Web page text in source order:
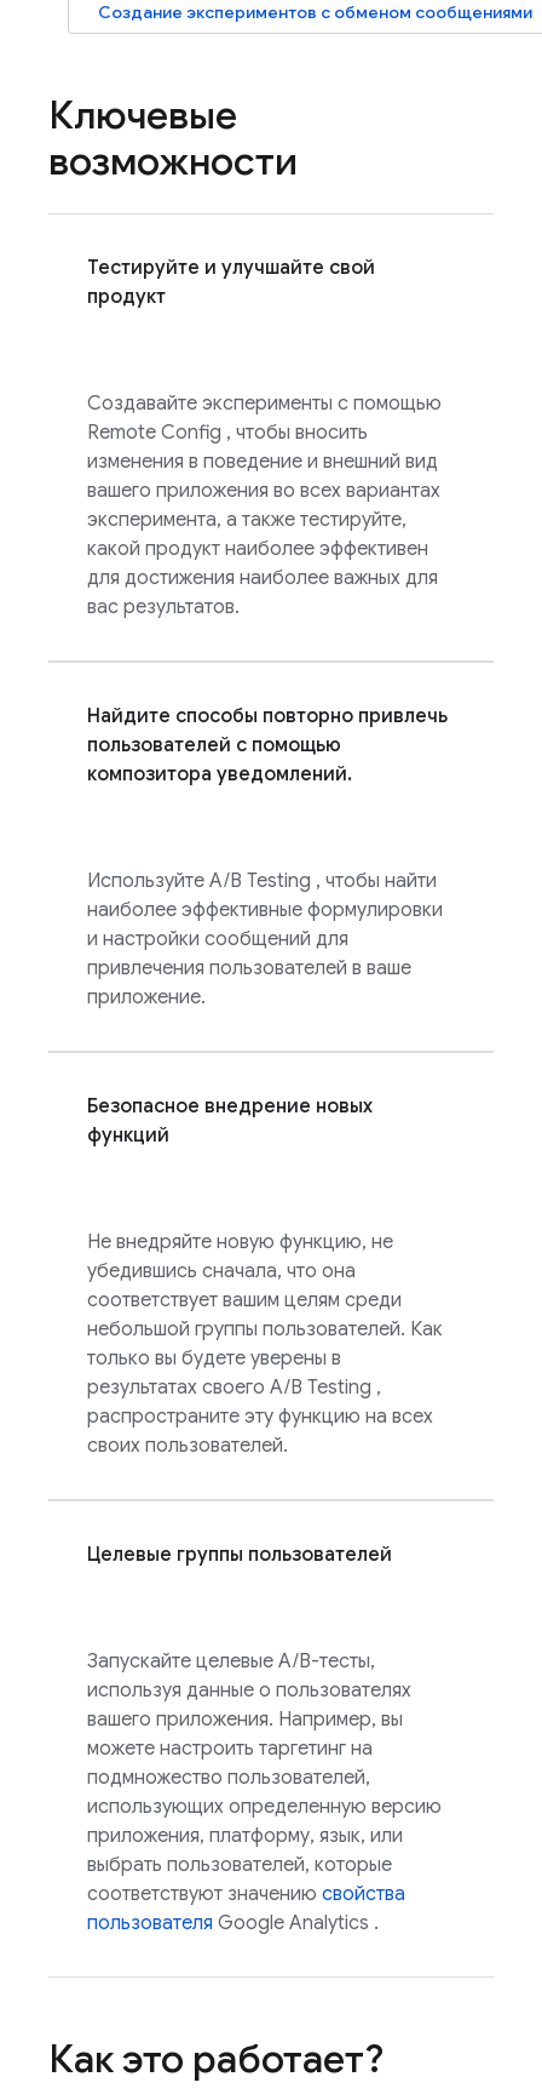
Создание экспериментов с обменом сообщениями
Ключевые
возможности
Тестируйте и улучшайте свой
продукт
Создавайте эксперименты с помощью
Remote Config , чтобы вносить
изменения в поведение и внешний вид
вашего приложения во всех вариантах
эксперимента, а также тестируйте,
какой продукт наиболее эффективен
для достижения наиболее важных для
вас результатов.
Найдите способы повторно привлечь
пользователей с помощью
композитора уведомлений.
Используйте A/B Testing , чтобы найти
наиболее эффективные формулировки
и настройки сообщений для
привлечения пользователей в ваше
приложение.
Безопасное внедрение новых
функций
Не внедряйте новую функцию, не
убедившись сначала, что она
соответствует вашим целям среди
небольшой группы пользователей. Как
только вы будете уверены в
результатах своего A/B Testing ,
распространите эту функцию на всех
своих пользователей.
Целевые группы пользователей
Запускайте целевые A/B-тесты,
используя данные о пользователях
вашего приложения. Например, вы
можете настроить таргетинг на
подмножество пользователей,
использующих определенную версию
приложения, платформу, язык, или
выбрать пользователей, которые
соответствуют значению свойства
пользователя Google Analytics .
Как это работает?